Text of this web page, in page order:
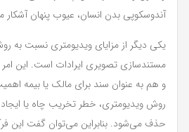
آندوسکوپی بدن انسان، عیوب پنهان
یکی دیگر از مزایای ویدیومتری نسبت به
مستندسازی تصویری ایرادات است. این امر
و هم به عنوان سند برای مالک یا بیمه
روش ویدیومتری، خطر تخریب چاه یا
حذف می‌شود. بنابراین می‌توان گفت این